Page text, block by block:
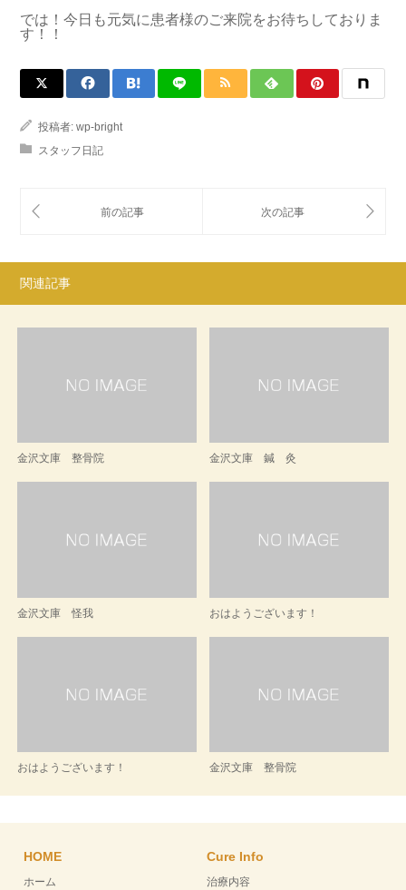
では！今日も元気に患者様のご来院をお待ちしておりま
す！！
投稿者: wp-bright
スタッフ日記
関連記事
金沢文庫 整骨院 金沢文庫 鍼 灸
金沢文庫 怪我 おはようございます！
おはようございます！ 金沢文庫 整骨院
HOME
ホーム
Cure Info
治療内容